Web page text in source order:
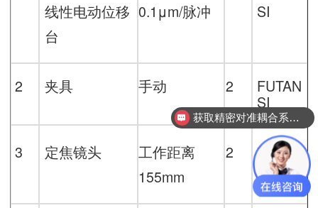
线性电动位移
台
0.1μm/脉冲
SI
2 夹具 手动 2 FUTAN
SI
3 定焦镜头
工作距离
155mm
2 其它
查看行业成功案例